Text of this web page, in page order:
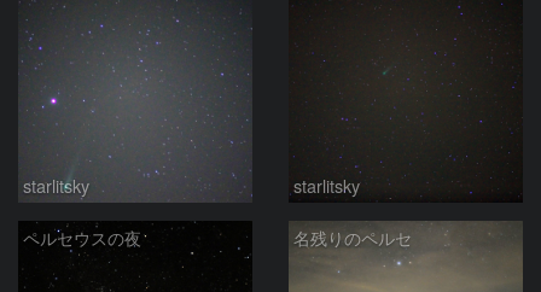
starlitsky starlitsky
ペルセウスの夜 名残りのペルセ